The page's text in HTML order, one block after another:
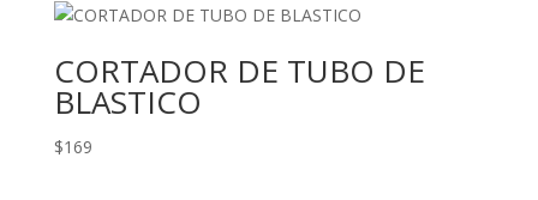
CORTADOR DE TUBO DE
BLASTICO
$169